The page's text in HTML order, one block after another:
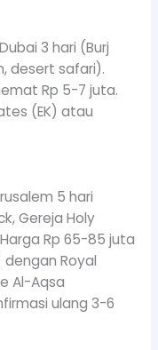
3 hari (Burj
desert safari).
Rp 5-7 juta.
(EK) atau
5 hari
Gereja Holy
Rp 65-85 juta
Royal
Al-Aqsa
ulang 3-6